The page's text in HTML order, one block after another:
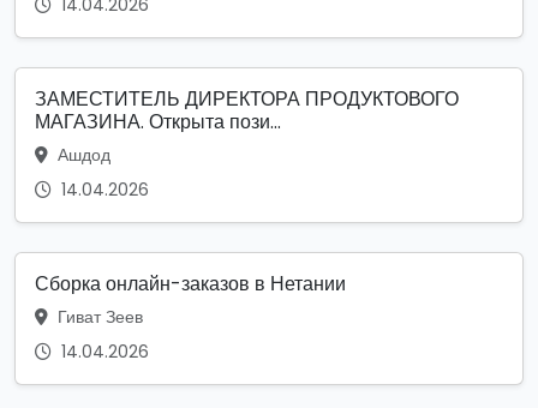
ЗАМЕСТИТЕЛЬ ДИРЕКТОРА ПРОДУКТОВОГО
МАГАЗИНА. Открыта пози...
Ашдод
14.04.2026
Сборка онлайн-заказов в Нетании
Гиват Зеев
14.04.2026